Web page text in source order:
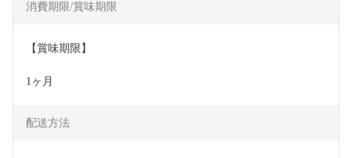
消費期限/賞味期限
【賞味期限】
1ヶ月
配送方法